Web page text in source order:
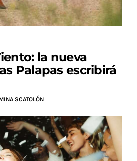
la nueva
Palapas escribirá
SCATOLÓN